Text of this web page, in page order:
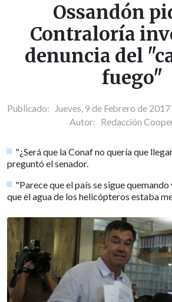
Ossandón
Contraloría
denuncia del
fuego"
Publicado: Jueves, 9 de Febrero de
Autor: Redacción
"¿Será que la Conaf no quería que
preguntó el senador.
"Parece que el país se sigue
que el agua de los helicópteros estaba